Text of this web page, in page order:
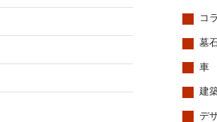
コ
墓
車
建
デ